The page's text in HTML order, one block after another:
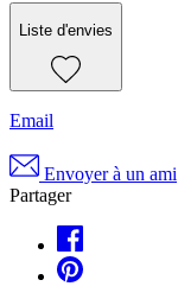
Liste d'envies
Email
Envoyer à un ami
Partager